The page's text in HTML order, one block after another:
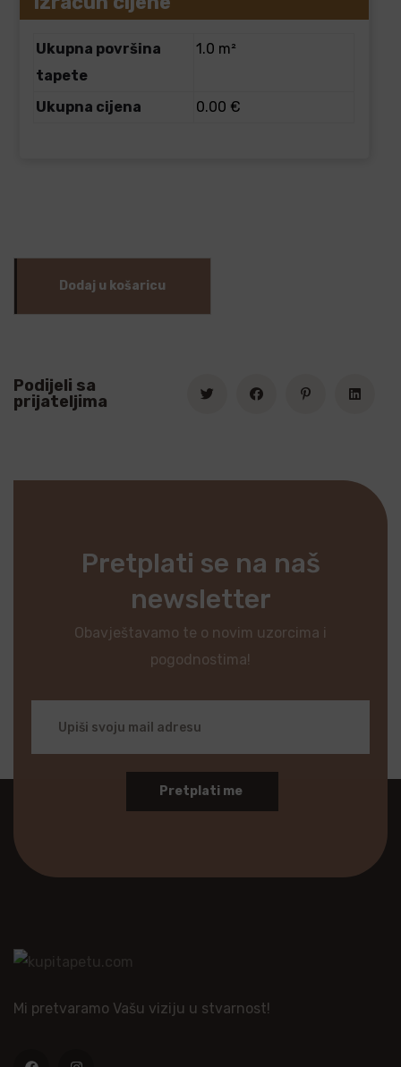
Ukupna površina
tapete
1.0 m²
Ukupna cijena 0.00 €
Dodaj u košaricu
Podijeli sa
prijateljima
Pretplati se na naš
newsletter
Obavještavamo te o novim uzorcima i
pogodnostima!
Pretplati me
Mi pretvaramo Vašu viziju u stvarnost!